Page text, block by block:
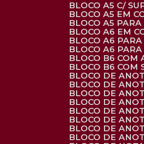
BLOCO A5 C/
BLOCO A5 EM
BLOCO A5
BLOCO A6 EM
BLOCO A6
BLOCO A6
BLOCO B6
BLOCO B6
BLOCO DE
BLOCO DE
BLOCO DE
BLOCO DE
BLOCO DE
BLOCO DE
BLOCO DE
BLOCO DE